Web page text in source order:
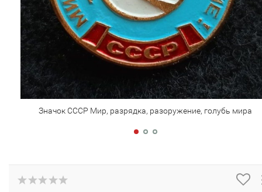
Значок СССР Мир, разрядка, разоружение, голубь мира